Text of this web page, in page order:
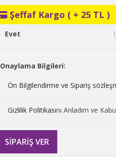
Şeffaf Kargo ( + 25 TL )
Evet
Onaylama Bilgileri:
Ön Bilgilendirme ve Sipariş
Gizlilik Politikasını Anladım ve